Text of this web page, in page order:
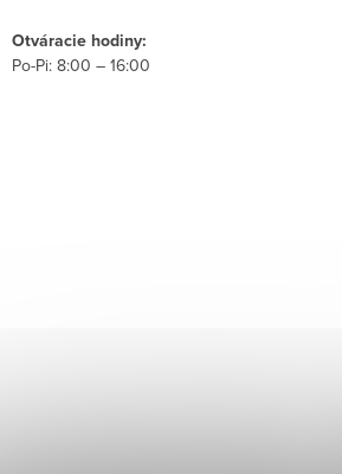
Otváracie hodiny:
Po-Pi: 8:00 – 16:00